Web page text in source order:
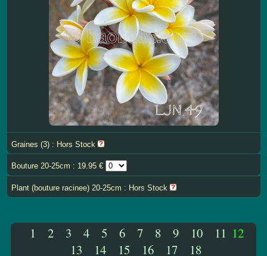
Graines (3) : Hors Stock
Bouture 20-25cm : 19.95 €
Plant (bouture racinee) 20-25cm : Hors Stock
1 2 3 4 5 6 7 8 9 10 11 12
13
14 15 16 17 18